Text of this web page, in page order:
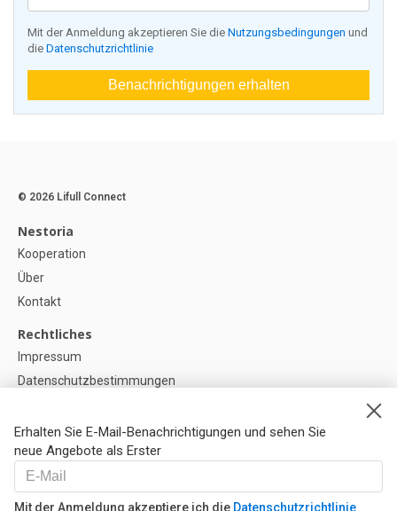
Mit der Anmeldung akzeptieren Sie die Nutzungsbedingungen und
die Datenschutzrichtlinie
Benachrichtigungen erhalten
Erhalten Sie E-Mail-Benachrichtigungen und sehen Sie
neue Angebote als Erster
Mit der Anmeldung akzeptiere ich die Datenschutzrichtlinie
© 2026 Lifull Connect
Nestoria
Kooperation
Über
Kontakt
Rechtliches
Impressum
Datenschutzbestimmungen
Cookie-Einstellunge
Hilfe
FAQ